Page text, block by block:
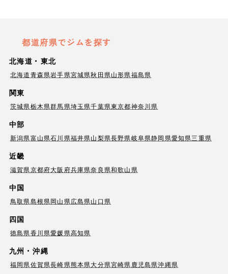
都道府県でジムを探す
北海道・東北
北海道青森県岩手県宮城県秋田県山形県福島県
関東
茨城県栃木県群馬県埼玉県千葉県東京都神奈川県
中部
新潟県富山県石川県福井県山梨県長野県岐阜県静岡県愛知県三重県
近畿
滋賀県京都府大阪府兵庫県奈良県和歌山県
中国
鳥取県島根県岡山県広島県山口県
四国
徳島県香川県愛媛県高知県
九州・沖縄
福岡県佐賀県長崎県熊本県大分県宮崎県鹿児島県沖縄県